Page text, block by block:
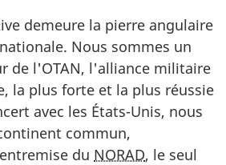
demeure la pierre angulaire
Nous sommes un
de l'OTAN, l'alliance militaire
la plus forte et la plus réussie
avec les États-Unis, nous
commun,
du NORAD, le seul